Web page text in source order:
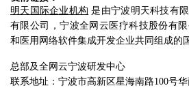
明天国际企业机构 是由宁波明天科技有
有限公司，宁波全网云医疗科技股份有
和医用网络软件集成开发企业共同组成的
总部及全网云宁波研发中心
联系地址：宁波市高新区星海南路100号